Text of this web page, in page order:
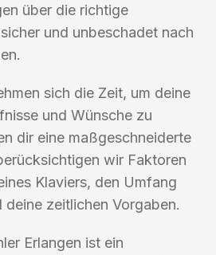
über die richtige
und unbeschadet nach
sich die Zeit, um deine
und Wünsche zu
dir eine maßgeschneiderte
wir Faktoren
Klaviers, den Umfang
deine zeitlichen Vorgaben.
Erlangen ist ein